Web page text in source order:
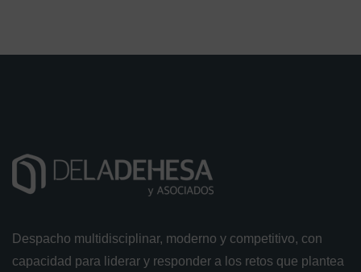
Despacho multidisciplinar, moderno y competitivo, con
capacidad para liderar y responder a los retos que plantea